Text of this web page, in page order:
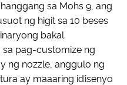
sa Mohs 9, ang
ng higit sa 10 beses
bakal.
pag-customize ng
ng nozzle, anggulo ng
ay maaaring idisenyo